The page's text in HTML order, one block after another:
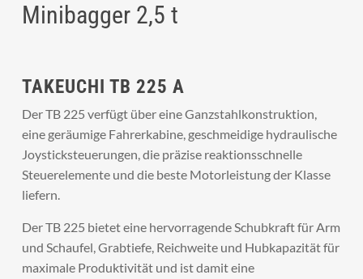
Minibagger 2,5 t
TAKEUCHI TB 225 A
Der TB 225 verfügt über eine Ganzstahlkonstruktion,
eine geräumige Fahrerkabine, geschmeidige hydraulische
Joysticksteuerungen, die präzise reaktionsschnelle
Steuerelemente und die beste Motorleistung der Klasse
liefern.
Der TB 225 bietet eine hervorragende Schubkraft für Arm
und Schaufel, Grabtiefe, Reichweite und Hubkapazität für
maximale Produktivität und ist damit eine